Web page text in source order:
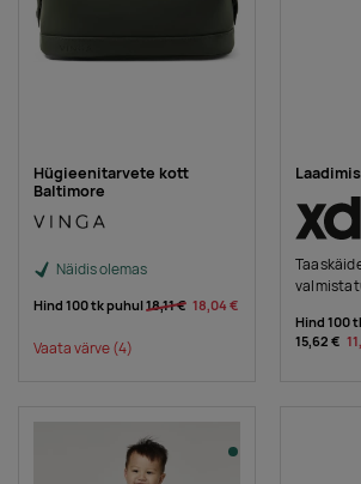
Hügieenitarvete kott
Baltimore
Näidis olemas
Hind 100 tk puhul18,11 € 18,04 €
Vaata värve(4)
Hind 100
15,62 €